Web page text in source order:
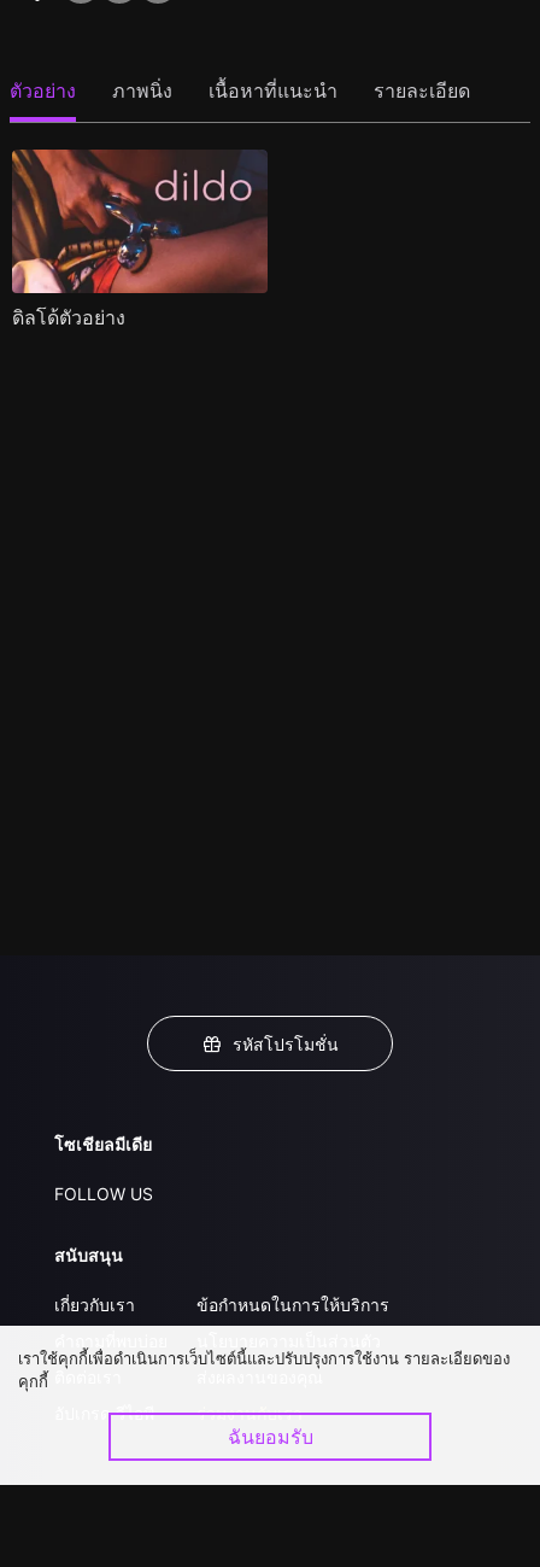
ตัวอย่าง ภาพนิ่ง เนื้อหาที่แนะนำ รายละเอียด
ดิลโด้ตัวอย่าง
รหัสโปรโมชั่น
โซเชียลมีเดีย
FOLLOW US
สนับสนุน
เกี่ยวกับเรา
อัปเกรด วีไอพี
ข้อกำหนดในการให้บริการ
ร่วมงานกับเรา
เราใช้คุกกี้เพื่อดำเนินการเว็บไซต์นี้และปรับปรุงการใช้งาน รายละเอียดของ
คุกกี้
ฉันยอมรับ